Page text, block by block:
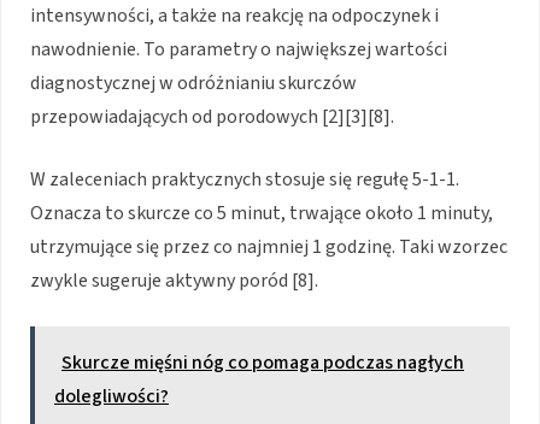
intensywności, a także na reakcję na odpoczynek i
nawodnienie. To parametry o największej wartości
diagnostycznej w odróżnianiu skurczów
przepowiadających od porodowych [2][3][8].
W zaleceniach praktycznych stosuje się regułę 5-1-1.
Oznacza to skurcze co 5 minut, trwające około 1 minuty,
utrzymujące się przez co najmniej 1 godzinę. Taki wzorzec
zwykle sugeruje aktywny poród [8].
Skurcze mięśni nóg co pomaga podczas nagłych
dolegliwości?